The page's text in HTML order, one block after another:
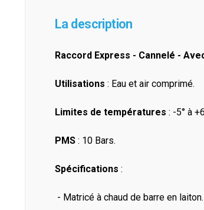
La description
Raccord Express - Cannelé -
Utilisations : Eau et air comprimé.
Limites de températures : -5° à
PMS : 10 Bars.
Spécifications :
- Matricé à chaud de barre en laiton.